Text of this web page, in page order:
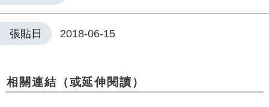
張貼日 2018-06-15
相關連結（或延伸閱讀）